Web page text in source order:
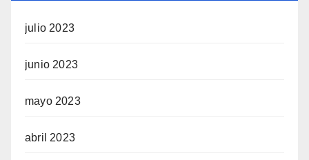
julio 2023
junio 2023
mayo 2023
abril 2023